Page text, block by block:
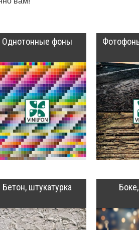
Однотонные фоны
Бетон, штукатурка